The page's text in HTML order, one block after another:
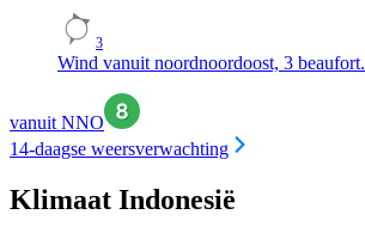
3
Wind vanuit noordnoordoost, 3 beaufort.
vanuit NNO
14-daagse weersverwachting
Klimaat Indonesië